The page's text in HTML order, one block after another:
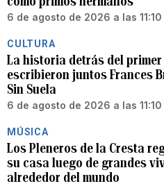
6 de agosto de 2026 a las 11:10
CULTURA
La historia detrás del
escribieron juntos Frances
Sin Suela
6 de agosto de 2026 a las 11:10
MÚSICA
Los Pleneros de la Cresta
su casa luego de grandes
alrededor del mundo